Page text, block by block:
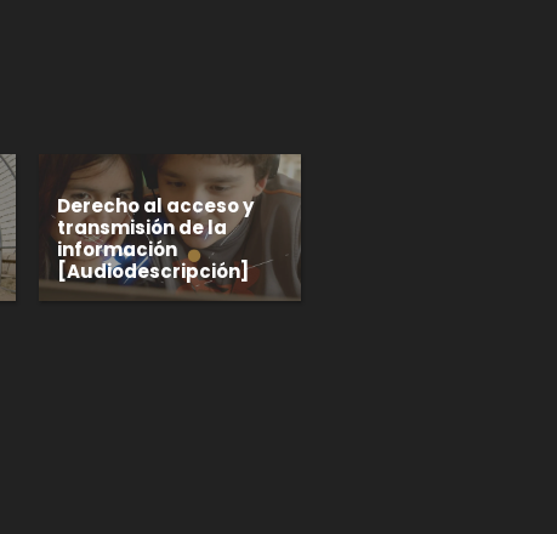
Derecho al acceso y
transmisión de la
información
[Audiodescripción]